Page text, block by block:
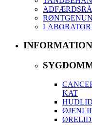
KAT